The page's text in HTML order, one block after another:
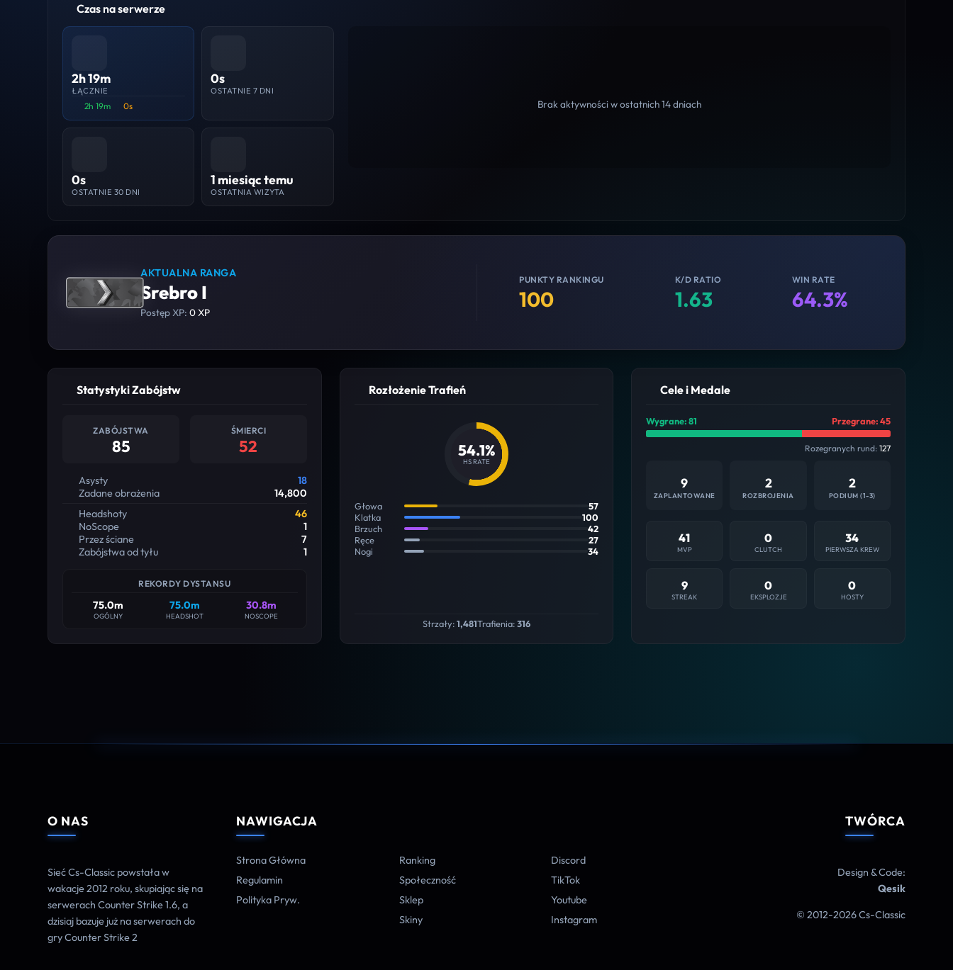
Czas na serwerze
2h 19m
ŁĄCZNIE
2h 19m 0s
0s
OSTATNIE 7 DNI
0s
OSTATNIE 30 DNI
1 miesiąc temu
OSTATNIA WIZYTA
Brak aktywności w ostatnich 14 dniach
AKTUALNA RANGA
Srebro I
Postęp XP:0 XP
PUNKTY RANKINGU
100
K/D RATIO
1.63
WIN RATE
64.3%
Statystyki Zabójstw
ZABÓJSTWA
85
ŚMIERCI
52
Asysty
18
Zadane obrażenia
14,800
Headshoty
46
NoScope
1
Przez ściane
7
Zabójstwa od tyłu
1
REKORDY DYSTANSU
75.0m
OGÓLNY
75.0m
HEADSHOT
30.8m
NOSCOPE
Rozłożenie Trafień
54.1%
HS RATE
Głowa
57
Klatka
100
Brzuch
42
Ręce
27
Nogi
34
Strzały:1,481Trafienia:316
Cele i Medale
Wygrane: 81 Przegrane: 45
Rozegranych rund: 127
9
ZAPLANTOWANE
2
ROZBROJENIA
2
PODIUM (1-3)
41
MVP
0
CLUTCH
34
PIERWSZA KREW
9
STREAK
0
EKSPLOZJE
0
HOSTY
O NAS
Sieć Cs-Classic powstała w
wakacje 2012 roku, skupiając się na
serwerach Counter Strike 1.6, a
dzisiaj bazuje już na serwerach do
gry Counter Strike 2
NAWIGACJA
Strona Główna
Regulamin
Polityka Pryw.
Ranking
Społeczność
Sklep
Skiny
Discord
TikTok
Youtube
Instagram
TWÓRCA
Design & Code:
Qesik
© 2012-2026 Cs-Classic